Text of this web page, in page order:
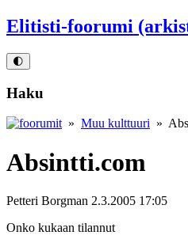
Elitisti-foorumi
🌓
Haku
» Muu kulttuuri »
Absintti.com
Petteri Borgman 2.3.2005 17:05
Onko kukaan tilannut